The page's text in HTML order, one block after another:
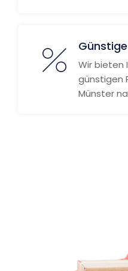
Wir bieten
günstigen
Münster